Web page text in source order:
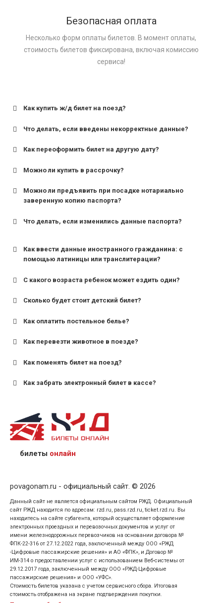
Безопасная оплата
Несколько форм оплаты билетов. В момент оплаты,
стоимость билетов фиксирована, включая комиссию
сервиса!
Как купить ж/д билет на поезд?
Что делать, если введены некорректные данные?
Как переоформить билет на другую дату?
Можно ли купить в рассрочку?
Можно ли предъявить при посадке нотариально
заверенную копию паспорта?
Что делать, если изменились данные паспорта?
Как ввести данные иностранного гражданина: с
помощью латиницы или транслитерации?
С какого возраста ребенок может ездить один?
для поездов дальнего следования — от 10 лет и
для пригородных поездов — от 7 лет.
Сколько будет стоит детский билет?
Как оплатить постельное белье?
Как перевезти животное в поезде?
Как поменять билет на поезд?
Как забрать электронный билет в кассе?
назвав кассиру 14-значный номер заказа;
предъявив удостоверение личности пассажира, на
кого оформлен билет.
билеты онлайн
povagonam.ru - официальный сайт. © 2026
Данный сайт не является официальным сайтом РЖД. Официальный
сайт РЖД находится по адресам: rzd.ru, pass.rzd.ru, ticket.rzd.ru. Вы
находитесь на сайте субагента, который осуществляет оформление
электронных проездных и перевозочных документов и услуг от
имени железнодорожных перевозчиков на основании договора №
ФПК-22-316 от 27.12.2022 года, заключенный между ООО «РЖД
-Цифровые пассажирские решения» и АО «ФПК», и Договор №
ИМ-314 о предоставлении услуг с использованием Веб-системы от
29.12.2017 года, заключенный между ООО «РЖД-Цифровые
пассажирские решения» и ООО «УФС».
Стоимость билетов указана с учетом сервисного сбора. Итоговая
стоимость отображена на экране подтверждения покупки.